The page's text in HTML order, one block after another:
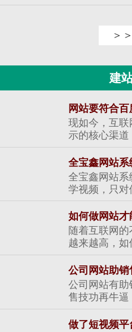
＞
建
网站要符合
现如今，互联
示的核心渠道
全宝鑫网站
全宝鑫网站系
学视频，只对
如何做网站才
随着互联网
越来越高，如
公司网站助销
公司网站有助
售技功再牛逼
做了短视频平